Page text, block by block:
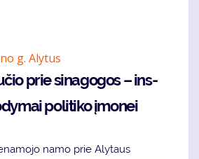
prie sinagogos – ins­
politiko įmonei
na­mo prie Alytaus